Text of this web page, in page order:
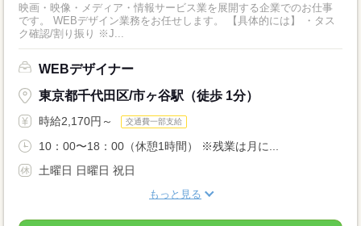
映画・映像・メディア・情報サービス業を展開する企業でのお仕事
です。 WEBデザイン業務をお任せします。 【具体的には】 ・タス
ク確認/割り振り ※J...
WEBデザイナー
東京都千代田区/市ヶ谷駅（徒歩 1分）
時給2,170円～ 交通費一部支給
10：00〜18：00（休憩1時間） ※残業は月に...
土曜日 日曜日 祝日
もっと見る